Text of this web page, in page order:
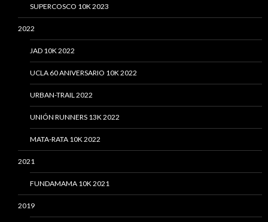
SUPERCOSCO 10K 2023
2022
JAD 10K 2022
UCLA 60 ANIVERSARIO 10K 2022
URBAN-TRAIL 2022
UNIÓN RUNNERS 13K 2022
MATA-RATA 10K 2022
2021
FUNDAMAMA 10K 2021
2019